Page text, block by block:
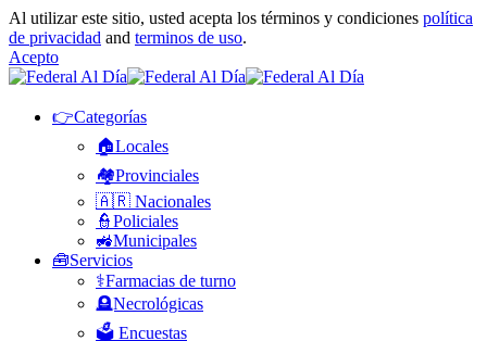
Al utilizar este sitio, usted acepta los términos y condiciones política
de privacidad and terminos de uso.
Acepto
👉Categorías
🏠Locales
🏘️Provinciales
🇦🇷 Nacionales
👮Policiales
🚜Municipales
🧰Servicios
⚕️Farmacias de turno
🪦Necrológicas
🗳️ Encuestas